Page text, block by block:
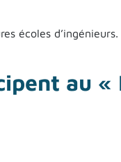
écoles d’ingénieurs.
et génie des
au